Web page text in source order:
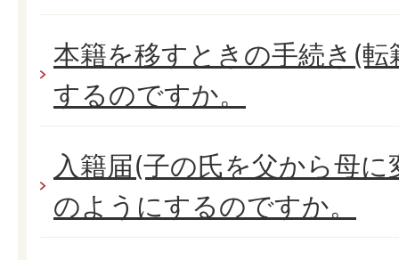
本籍を移すときの手続き(
するのですか。
入籍届(子の氏を父から母
のようにするのですか。